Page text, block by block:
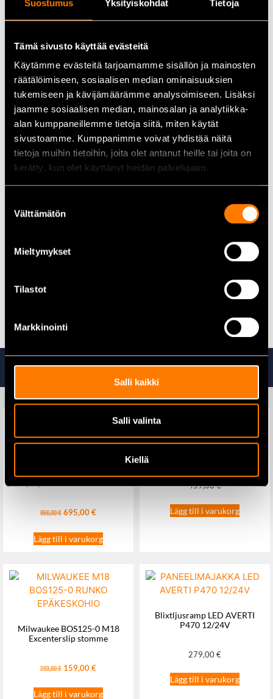
Suostumus Yksityiskohdat Tietoja
Tämä sivusto käyttää evästeitä
Käytämme evästeitä tarjoamamme sisällön ja mainosten
räätälöimiseen, sosiaalisen median ominaisuuksien
tukemiseen ja kävijämäärämme analysoimiseen. Lisäksi
jaamme sosiaalisen median, mainosalan ja analytiikka-
alan kumppaneillemme tietoja siitä, miten käytät
sivustoamme. Kumppanimme voivat yhdistää näitä
tietoja muihin tietoihin, joita olet antanut heille tai joita on
kerätty, kun olet käyttänyt heidän palvelujaan.
valinta
Välttämätön
Mieltymykset
Tilastot
Markkinointi
Salli kaikki
Salli valinta
Kiellä
Lätt att ta på:
Hellång dragkedja framtill för snabb
förvaring av arbetsredskap.
Tekniska data
Godkännande: EN ISO 11393, klass 1 (20 m/s)
Material:Återvinningsbaserat polyestermaterial, Cordura-
förstärkningar
Förstärkningar:Knän och nedre delen av byxbenen
Ventilationsdragkedjor: På baksidan av byxbenen
Storlek:48
slitstarka arbetskläder krävs
Ta även en titt på
Makita DBN900ZK Rakbandad
856,00€695,00€
Lägg till i varukorg
Husqvarna LB 144 –
459,00€
Lägg till i varukorg
Milwaukee BOS125-0 M18
Excenterslip stomme
203,00€ 159,00€
Lägg till i varukorg
Blixtljusramp LED AVERTI
P470 12/24V
279,00€
Lägg till i varukorg